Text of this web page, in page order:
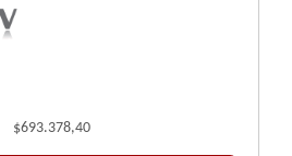
$693.378,40